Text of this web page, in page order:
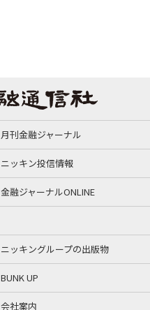
月刊金融ジャーナル
ニッキン投信情報
金融ジャーナルONLINE
ニッキングループの出版物
BUNK UP
会社案内